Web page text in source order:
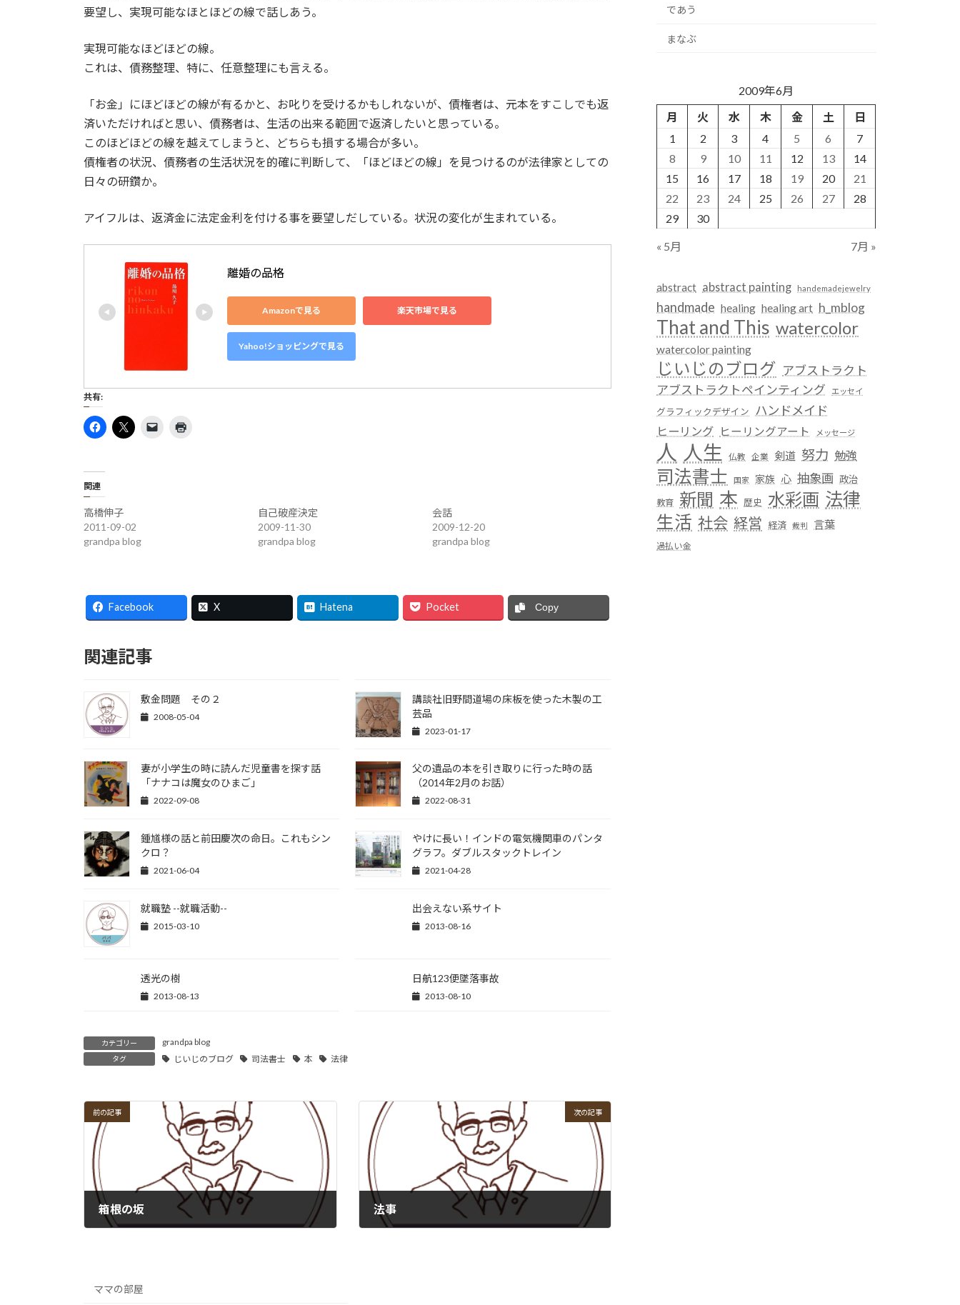
要望し、実現可能なほとほどの線で話しあう。
実現可能なほどほどの線。
これは、債務整理、特に、任意整理にも言える。
「お金」にほどほどの線が有るかと、お叱りを受けるかもしれないが、債権者は、元本をすこしでも返
済いただければと思い、債務者は、生活の出来る範囲で返済したいと思っている。
このほどほどの線を越えてしまうと、どちらも損する場合が多い。
債権者の状況、債務者の生活状況を的確に判断して、「ほどほどの線」を見つけるのが法律家としての
日々の研鑽か。
アイフルは、返済金に法定金利を付ける事を要望しだしている。状況の変化が生まれている。
離婚の品格
Amazonで見る 楽天市場で見る
Yahoo!ショッピングで見る
共有:
関連
高橋伸子
2011-09-02
grandpa blog
自己破産決定
2009-11-30
grandpa blog
会話
2009-12-20
grandpa blog
Facebook X Hatena Pocket Copy
関連記事
敷金問題 その２
2008-05-04
講談社旧野間道場の床板を使った木製の工
芸品
2023-01-17
妻が小学生の時に読んだ児童書を探す話
「ナナコは魔女のひまご」
2022-09-08
父の遺品の本を引き取りに行った時の話
（2014年2月のお話）
2022-08-31
鍾馗様の話と前田慶次の命日。これもシン
クロ？
2021-06-04
やけに長い！インドの電気機関車のパンタ
グラフ。ダブルスタックトレイン
2021-04-28
就職塾 --就職活動--
2015-03-10
出会えない系サイト
2013-08-16
透光の樹
2013-08-13
日航123便墜落事故
2013-08-10
カテゴリー grandpa blog
タグ じいじのブログ 司法書士 本 法律
前の記事
箱根の坂
次の記事
法事
であう
まなぶ
2009年6月
月
火 水 木 金 土
日
1
2 3 4 5 6
7
8
9 10 11 12 13
14
15
16 17 18 19 20
21
22
23 24 25 26 27
28
29
30
« 5月 7月 »
abstract abstract painting handemadejewelry
handmade healing healing art h_mblog
That and This watercolor
watercolor painting
じいじのブログ アブストラクト
アブストラクトペインティング
エッセイ
グラフィックデザイン ハンドメイド
ヒーリング ヒーリングアート メッセージ
人 人生 仏教 企業 剣道 努力 勉強
司法書士 国家 家族 心 抽象画 政治
教育 新聞 本 歴史 水彩画 法律
生活 社会 経営 経済 裁判 言葉
過払い金
ママの部屋